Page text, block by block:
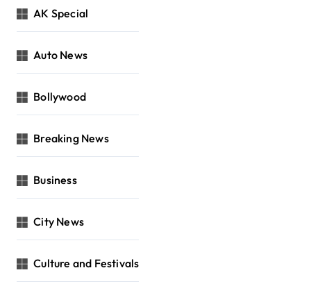
AK Special
Auto News
Bollywood
Breaking News
Business
City News
Culture and Festivals